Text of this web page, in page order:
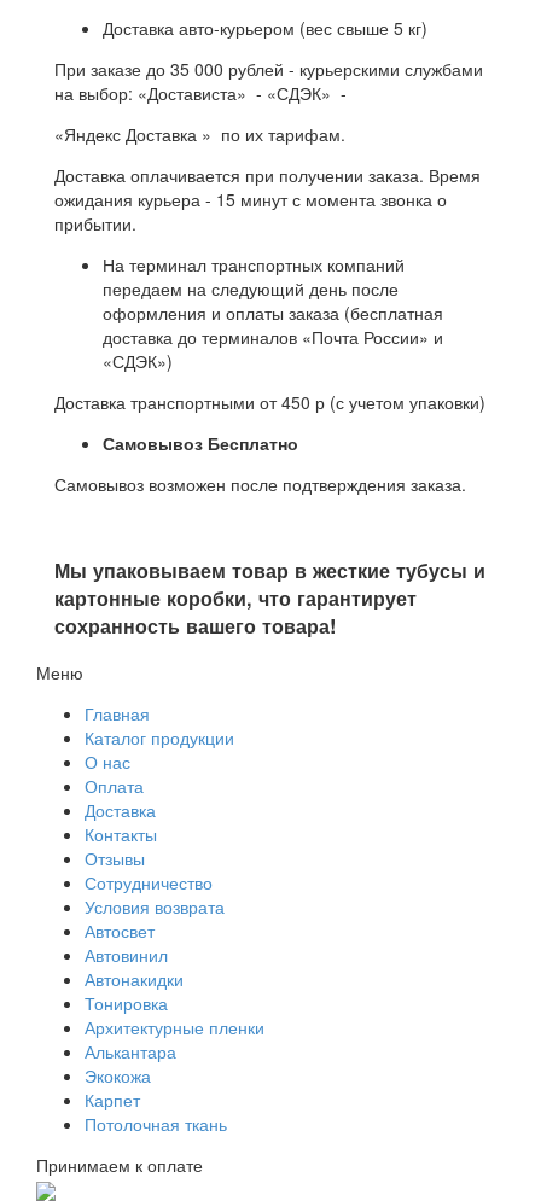
Доставка авто-курьером (вес свыше 5 кг)
При заказе до 35 000 рублей - курьерскими службами
на выбор: «Достависта» - «СДЭК» -
«Яндекс Доставка » по их тарифам.
Доставка оплачивается при получении заказа. Время
ожидания курьера - 15 минут с момента звонка о
прибытии.
На терминал транспортных компаний
передаем на следующий день после
оформления и оплаты заказа (бесплатная
доставка до терминалов «Почта России» и
«СДЭК»)
Доставка транспортными от 450 р (с учетом упаковки)
Самовывоз Бесплатно
Самовывоз возможен после подтверждения заказа.
Мы упаковываем товар в жесткие тубусы и
картонные коробки, что гарантирует
сохранность вашего товара!
Меню
Главная
Каталог продукции
О нас
Оплата
Доставка
Контакты
Отзывы
Сотрудничество
Условия возврата
Автосвет
Автовинил
Автонакидки
Тонировка
Архитектурные пленки
Алькантара
Экокожа
Карпет
Потолочная ткань
Принимаем к оплате